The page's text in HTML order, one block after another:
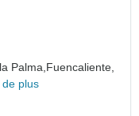
Palma, Fuencaliente,
de plus